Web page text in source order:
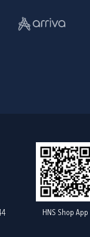
HNS Shop App